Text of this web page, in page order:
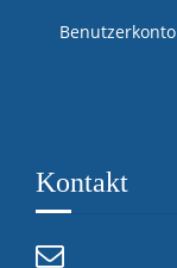
Benutzerkonto
Kontakt